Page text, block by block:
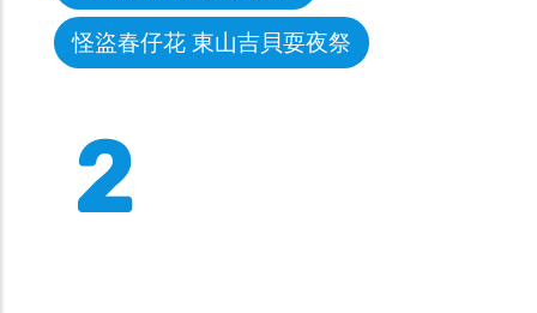
怪盜春仔花 東山吉貝耍夜祭
2